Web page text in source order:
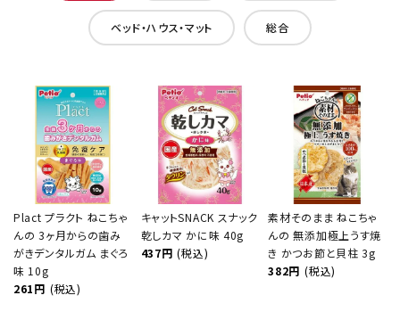
ベッド・ハウス・マット 総合
Plact プラクト ねこちゃ
んの 3ヶ月からの歯み
がきデンタルガム まぐろ
味 10g
261円 (税込)
キャットSNACK スナック
乾しカマ かに味 40g
437円 (税込)
素材そのまま ねこちゃ
んの 無添加極上うす焼
き かつお節と貝柱 3g
382円 (税込)